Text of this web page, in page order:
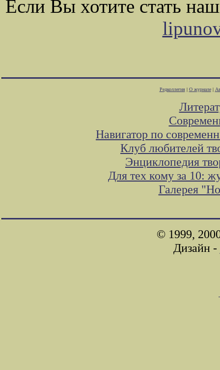
Если Вы хотите стать
Редколлегия| О журнале|
Навигатор по
Клуб любителей
Энциклопедия
Для тех кому за 10:
Галерея
© 1999,
Дизайн -